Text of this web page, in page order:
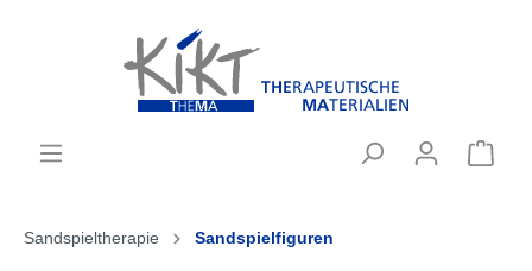
Sandspieltherapie Sandspielfiguren